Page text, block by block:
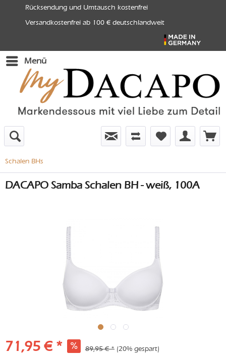
Rücksendung und Umtausch kostenfrei
Versandkostenfrei ab 100 € deutschlandweit
Menü
Schalen BHs
DACAPO Samba Schalen BH - weiß, 100A
71,95 € * 89,95 € * (20% gespart)